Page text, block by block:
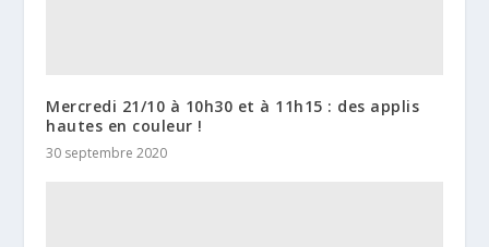
Mercredi 21/10 à 10h30 et à 11h15 : des applis
hautes en couleur !
30 septembre 2020